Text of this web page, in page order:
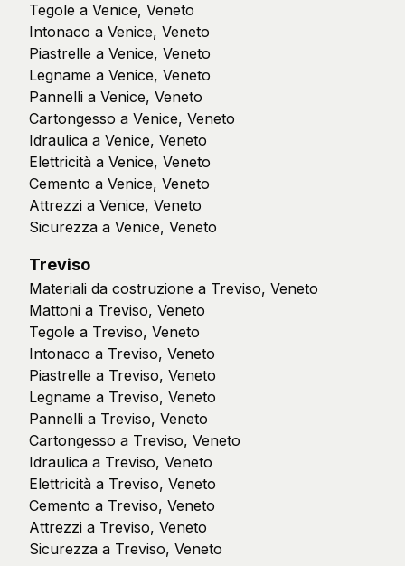
Tegole a Venice, Veneto
Intonaco a Venice, Veneto
Piastrelle a Venice, Veneto
Legname a Venice, Veneto
Pannelli a Venice, Veneto
Cartongesso a Venice, Veneto
Idraulica a Venice, Veneto
Elettricità a Venice, Veneto
Cemento a Venice, Veneto
Attrezzi a Venice, Veneto
Sicurezza a Venice, Veneto
Treviso
Materiali da costruzione a Treviso, Veneto
Mattoni a Treviso, Veneto
Tegole a Treviso, Veneto
Intonaco a Treviso, Veneto
Piastrelle a Treviso, Veneto
Legname a Treviso, Veneto
Pannelli a Treviso, Veneto
Cartongesso a Treviso, Veneto
Idraulica a Treviso, Veneto
Elettricità a Treviso, Veneto
Cemento a Treviso, Veneto
Attrezzi a Treviso, Veneto
Sicurezza a Treviso, Veneto